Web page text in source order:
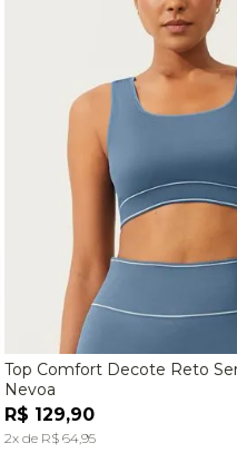
Top Comfort Decote Reto
Nevoa
R$ 129,90
2x de R$ 64,95